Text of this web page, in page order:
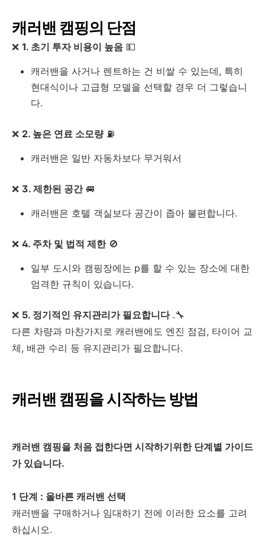
캐러밴 캠핑의 단점
❌ 1. 초기 투자 비용이 높음 💵
캐러밴을 사거나 렌트하는 건 비쌀 수 있는데, 특히
현대식이나 고급형 모델을 선택할 경우 더 그렇습니
다.
❌ 2. 높은 연료 소모량⛽
캐러밴은 일반 자동차보다 무거워서
❌ 3. 제한된 공간🚐
캐러밴은 호텔 객실보다 공간이 좁아 불편합니다.
❌ 4. 주차 및 법적 제한🚫
일부 도시와 캠핑장에는 p를 할 수 있는 장소에 대한
엄격한 규칙이 있습니다.
❌ 5. 정기적인 유지관리가 필요합니다.🔧
다른 차량과 마찬가지로 캐러밴에도 엔진 점검, 타이어 교
체, 배관 수리 등 유지관리가 필요합니다.
캐러밴 캠핑을 시작하는 방법
캐러밴 캠핑을 처음 접한다면 시작하기위한 단계별 가이드
가 있습니다.
1 단계 : 올바른 캐러밴 선택
캐러밴을 구매하거나 임대하기 전에 이러한 요소를 고려
하십시오.